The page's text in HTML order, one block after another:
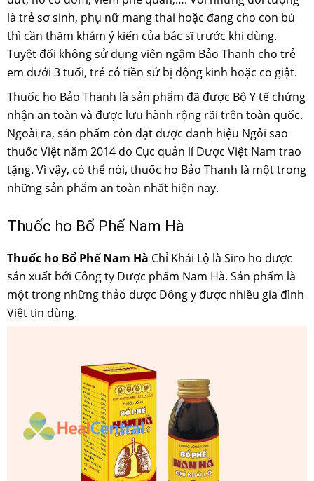
là trẻ sơ sinh, phụ nữ mang thai hoặc đang cho con bú
thì cần thăm khám ý kiến của bác sĩ trước khi dùng.
Tuyệt đối không sử dụng viên ngậm Bảo Thanh cho trẻ
em dưới 3 tuổi, trẻ có tiền sử bị động kinh hoặc co giật.
Thuốc ho Bảo Thanh là sản phẩm đã được Bộ Y tế chứng
nhận an toàn và được lưu hành rộng rãi trên toàn quốc.
Ngoài ra, sản phẩm còn đạt dược danh hiệu Ngôi sao
thuốc Việt năm 2014 do Cục quản lí Dược Việt Nam trao
tặng. Vì vậy, có thể nói, thuốc ho Bảo Thanh là một trong
những sản phẩm an toàn nhất hiện nay.
Thuốc ho Bổ Phế Nam Hà
Thuốc ho Bổ Phế Nam Hà Chỉ Khái Lộ là Siro ho được
sản xuất bởi Công ty Dược phẩm Nam Hà. Sản phẩm là
một trong những thảo dược Đông y được nhiều gia đình
Việt tin dùng.